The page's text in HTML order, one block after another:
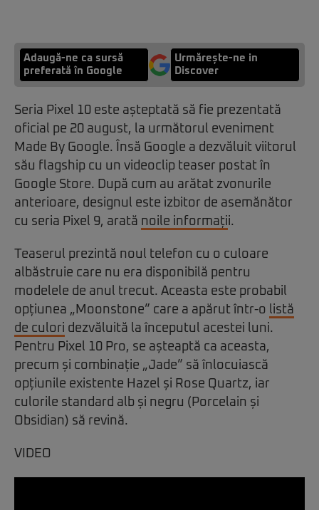
Adaugă-ne ca sursă
preferată în Google
Urmărește-ne in
Discover
Seria Pixel 10 este așteptată să fie prezentată
oficial pe 20 august, la următorul eveniment
Made By Google. Însă Google a dezvăluit viitorul
său flagship cu un videoclip teaser postat în
Google Store. După cum au arătat zvonurile
anterioare, designul este izbitor de asemănător
cu seria Pixel 9, arată noile informații.
Teaserul prezintă noul telefon cu o culoare
albăstruie care nu era disponibilă pentru
modelele de anul trecut. Aceasta este probabil
opțiunea „Moonstone” care a apărut într-o listă
de culori dezvăluită la începutul acestei luni.
Pentru Pixel 10 Pro, se așteaptă ca aceasta,
precum și combinație „Jade” să înlocuiască
opțiunile existente Hazel și Rose Quartz, iar
culorile standard alb și negru (Porcelain și
Obsidian) să revină.
VIDEO